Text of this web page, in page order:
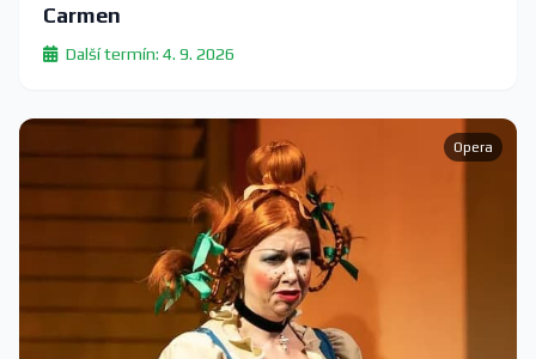
Carmen
Další termín: 4. 9. 2026
Opera